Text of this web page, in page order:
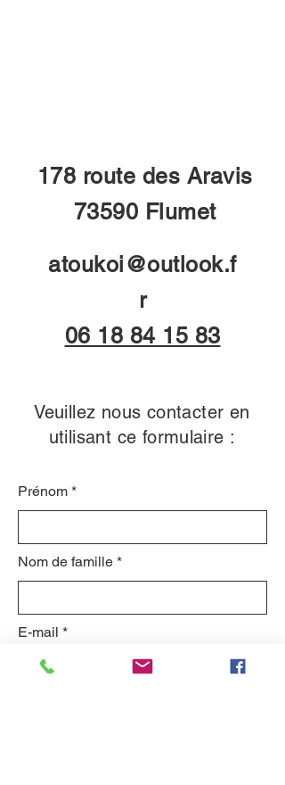
178 route des Aravis
73590 Flumet
atoukoi@outlook.f
r
06 18 84 15 83
Veuillez nous contacter en
utilisant ce formulaire :
Prénom
Nom de famille
E-mail